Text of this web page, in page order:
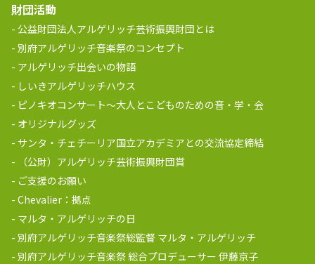
財団活動
公益財団法人アルゲリッチ芸術振興財団とは
別府アルゲリッチ音楽祭のコンセプト
アルゲリッチ出会いの物語
しいきアルゲリッチハウス
ピノキオコンサート～大人とこどものための音・学・会
オリジナルグッズ
サンタ・チェチーリア国立アカデミアとの交流協定締結
（公財）アルゲリッチ芸術振興財団賞
ご支援のお願い
Chevalier：拠点
マルタ・アルゲリッチの日
別府アルゲリッチ音楽祭総監督 マルタ・アルゲリッチ
別府アルゲリッチ音楽祭 総合プロデューサー 伊藤京子